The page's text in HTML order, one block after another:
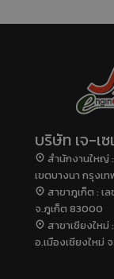
บริษัท เจ-เ
สำนักงานใหญ่
เขตบางนา กรุงเ
สาขาภูเก็ต : เ
จ.ภูเก็ต 83000
สาขาเชียงใหม่
อ.เมืองเชียงใหม่